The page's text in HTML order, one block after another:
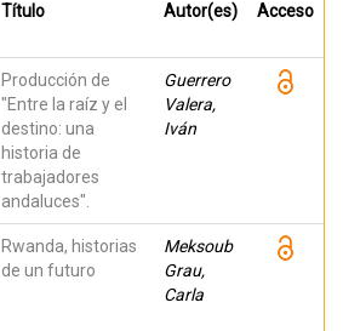
Título Autor(es) Acceso
Producción de
"Entre la raíz y el
destino: una
historia de
trabajadores
andaluces".
Guerrero
Valera,
Iván
Rwanda, historias
de un futuro
Meksoub
Grau,
Carla